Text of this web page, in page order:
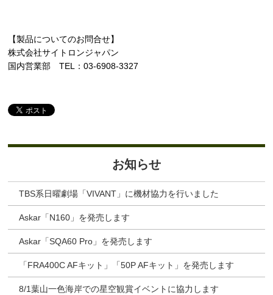
【製品についてのお問合せ】
株式会社サイトロンジャパン
国内営業部 TEL：03-6908-3327
お知らせ
TBS系日曜劇場「VIVANT」に機材協力を行いました
Askar「N160」を発売します
Askar「SQA60 Pro」を発売します
「FRA400C AFキット」「50P AFキット」を発売します
8/1葉山一色海岸での星空観賞イベントに協力します